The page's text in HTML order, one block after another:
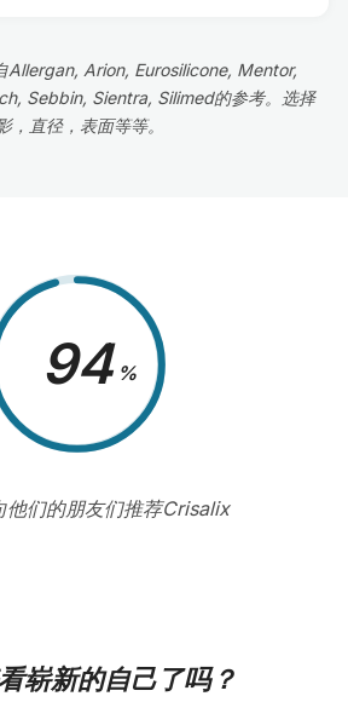
Allergan, Arion, Eurosilicone, Mentor,
Sebbin, Sientra, Silimed的参考。选择
，直径，表面等等。
98 %
他们的朋友们推荐Crisalix
崭新的自己了吗？